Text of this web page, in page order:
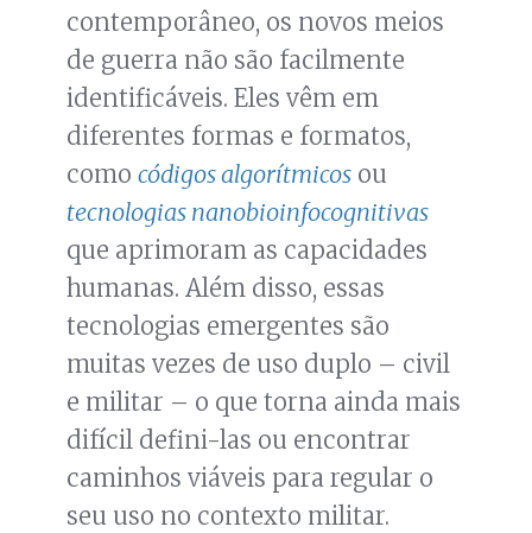
contemporâneo, os novos meios
de guerra não são facilmente
identificáveis. Eles vêm em
diferentes formas e formatos,
como códigos algorítmicos ou
tecnologias nanobioinfocognitivas
que aprimoram as capacidades
humanas. Além disso, essas
tecnologias emergentes são
muitas vezes de uso duplo – civil
e militar – o que torna ainda mais
difícil defini-las ou encontrar
caminhos viáveis para regular o
seu uso no contexto militar.